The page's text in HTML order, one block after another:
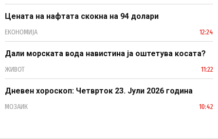
Цената на нафтата скокна на 94 долари
ЕКОНОМИЈА 12:24
Дали морската вода навистина ја оштетува косата?
ЖИВОТ 11:22
Дневен хороскоп: Четврток 23. Јули 2026 година
МОЗАИК 10:42